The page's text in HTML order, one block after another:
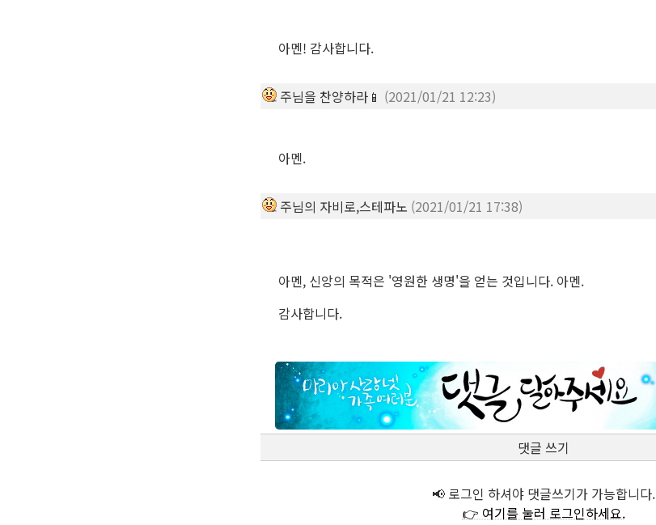
아멘! 감사합니다.
주님을 찬양하라📱 (2021/01/21 12:23)
아멘.
주님의 자비로,스테파노 (2021/01/21 17:38)
아멘, 신앙의 목적은 '영원한 생명'을 얻는 것입니다. 아멘.
감사합니다.
댓글 쓰기
📢 로그인 하셔야 댓글쓰기가 가능합니다.
👉 여기를 눌러 로그인하세요.